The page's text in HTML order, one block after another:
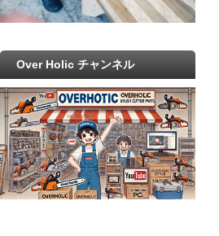
Over Holic チャンネル